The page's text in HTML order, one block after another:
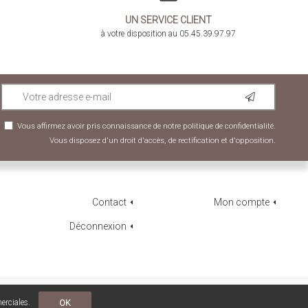
UN SERVICE CLIENT
à votre disposition au 05.45.39.97.97
Vous affirmez avoir pris connaissance de notre politique de confidentialité
Vous disposez d'un droit d'accès, de rectification et d'opposition.
Contact Mon compte
Déconnexion
OK